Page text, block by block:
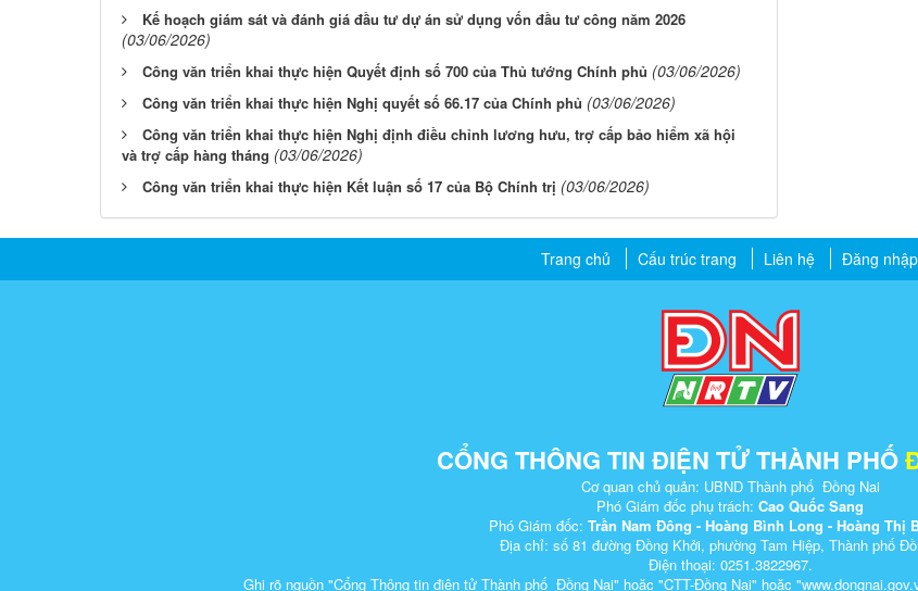
Kế hoạch giám sát và đánh giá đầu tư dự án sử dụng vốn đầu tư công năm 2026
(03/06/2026)
Công văn triển khai thực hiện Quyết định số 700 của Thủ tướng Chính phủ (03/06/2026)
Công văn triển khai thực hiện Nghị quyết số 66.17 của Chính phủ (03/06/2026)
Công văn triển khai thực hiện Nghị định điều chỉnh lương hưu, trợ cấp bảo hiểm xã hội
và trợ cấp hàng tháng (03/06/2026)
Công văn triển khai thực hiện Kết luận số 17 của Bộ Chính trị (03/06/2026)
Trang chủ Cấu trúc trang Liên hệ Đăng nhập
CỔNG THÔNG TIN ĐIỆN TỬ THÀNH PHỐ
Cơ quan chủ quản: UBND Thành phố Đồng Nai
Phó Giám đốc phụ trách: Cao Quốc Sang
Phó Giám đốc: Trần Nam Đông - Hoàng Bình Long - Hoàng Thị
Địa chỉ: số 81 đường Đồng Khởi, phường Tam Hiệp, Thành phố
Điện thoại: 0251.3822967.
Ghi rõ nguồn "Cổng Thông tin điện tử Thành phố Đồng Nai" hoặc "CTT-Đồng Nai" hoặc